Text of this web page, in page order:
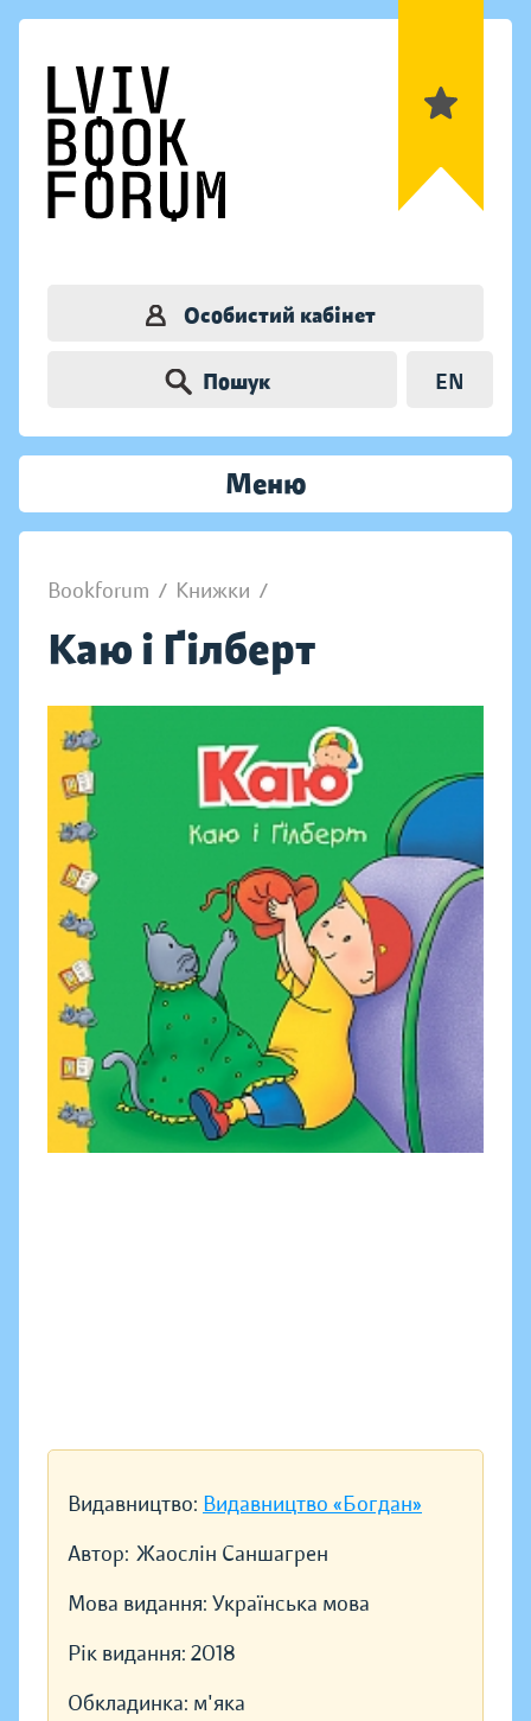
Особистий кабінет
Пошук EN
Меню
Bookforum / Книжки /
Каю і Ґілберт
Видавництво: Видавництво «Богдан»
Автор: Жаослін Саншагрен
Мова видання: Українська мова
Рік видання: 2018
Обкладинка: м'яка